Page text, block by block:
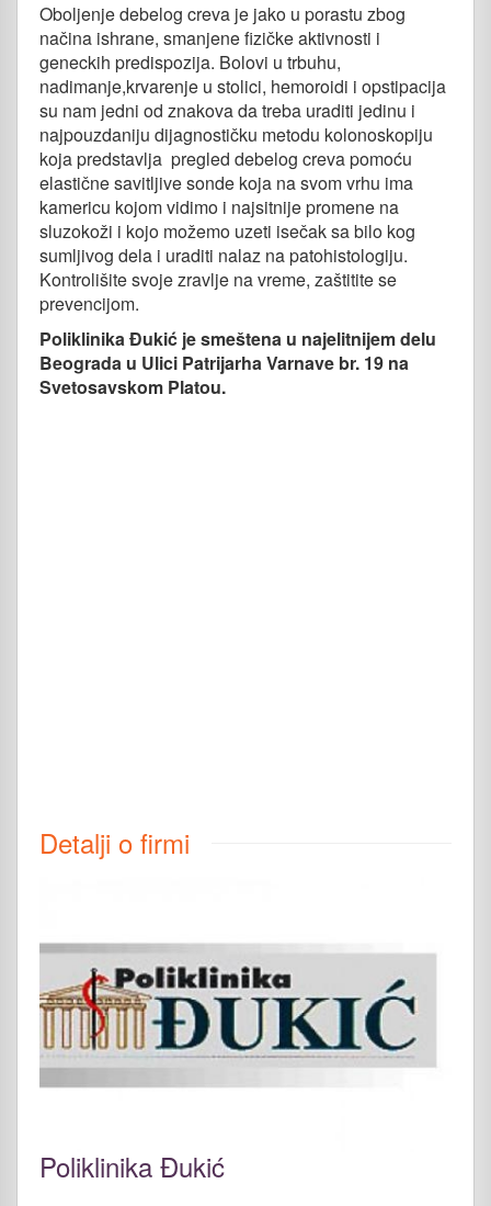
Oboljenje debelog creva je jako u porastu zbog
načina ishrane, smanjene fizičke aktivnosti i
geneckih predispozija. Bolovi u trbuhu,
nadimanje,krvarenje u stolici, hemoroidi i opstipacija
su nam jedni od znakova da treba uraditi jedinu i
najpouzdaniju dijagnostičku metodu kolonoskopiju
koja predstavlja pregled debelog creva pomoću
elastične savitljive sonde koja na svom vrhu ima
kamericu kojom vidimo i najsitnije promene na
sluzokoži i kojo možemo uzeti isečak sa bilo kog
sumljivog dela i uraditi nalaz na patohistologiju.
Kontrolišite svoje zravlje na vreme, zaštitite se
prevencijom.
Poliklinika Đukić je smeštena u najelitnijem delu
Beograda u Ulici Patrijarha Varnave br. 19 na
Svetosavskom Platou.
Detalji o firmi
Poliklinika Đukić